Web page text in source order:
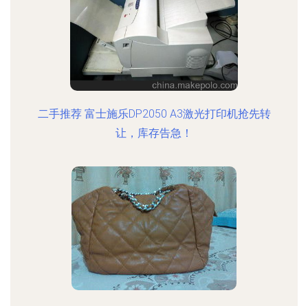
二手推荐 富士施乐DP2050 A3激光打印机抢先转
让，库存告急！